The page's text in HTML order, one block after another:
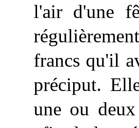
l'air d'une
francs qu'il
préciput.
une ou